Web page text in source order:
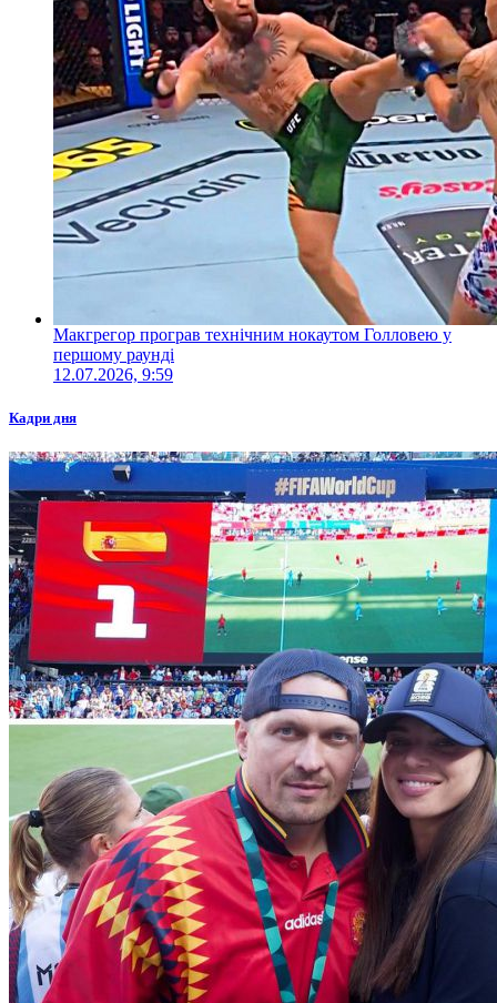
Макгрегор програв технічним нокаутом Голловею у
першому раунді
12.07.2026, 9:59
Кадри дня